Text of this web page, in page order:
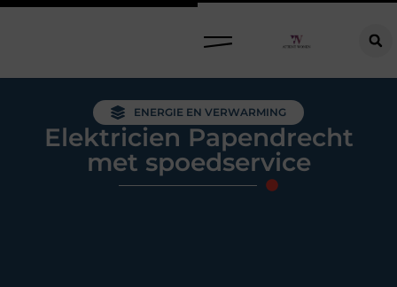
ENERGIE EN VERWARMING
Elektricien Papendrecht
met spoedservice